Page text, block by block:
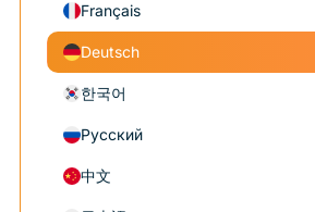
Français
Deutsch
한국어
Русский
中文